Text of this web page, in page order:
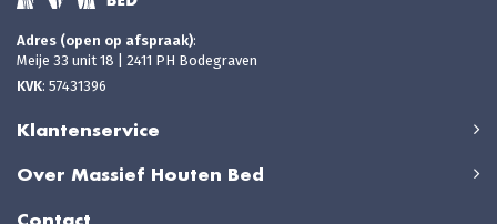
Adres (open op afspraak):
Meije 33 unit 18 | 2411 PH Bodegraven
KVK: 57431396
Klantenservice
Over Massief Houten Bed
Contact